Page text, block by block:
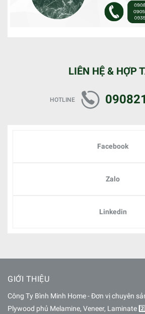
LIÊN HỆ & HỢP
HOTLINE
Facebook
Zalo
Linkedin
GIỚI THIỆU
Công Ty Bình Minh Home - Đơn vị chuyên
Plywood phủ Melamine, Veneer, Laminate